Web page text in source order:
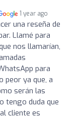
1 year ago
una reseña de
Llamé para
nos llamarían,
para
peor ya que, a
serán las
tengo duda que
cliente es